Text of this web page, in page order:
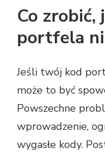
Co zrobić,
portfela
Jeśli twój kod
może to być
Powszechne
wprowadzenie,
wygasłe kody.